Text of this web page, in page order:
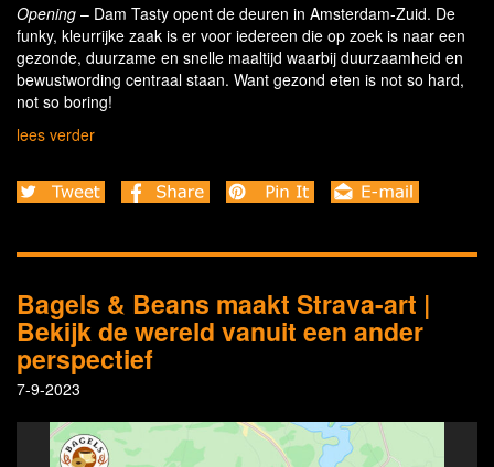
Opening – Dam Tasty opent de deuren in Amsterdam-Zuid. De
funky, kleurrijke zaak is er voor iedereen die op zoek is naar een
gezonde, duurzame en snelle maaltijd waarbij duurzaamheid en
bewustwording centraal staan. Want gezond eten is not so hard,
not so boring!
lees verder
Bagels & Beans maakt Strava-art |
Bekijk de wereld vanuit een ander
perspectief
7-9-2023